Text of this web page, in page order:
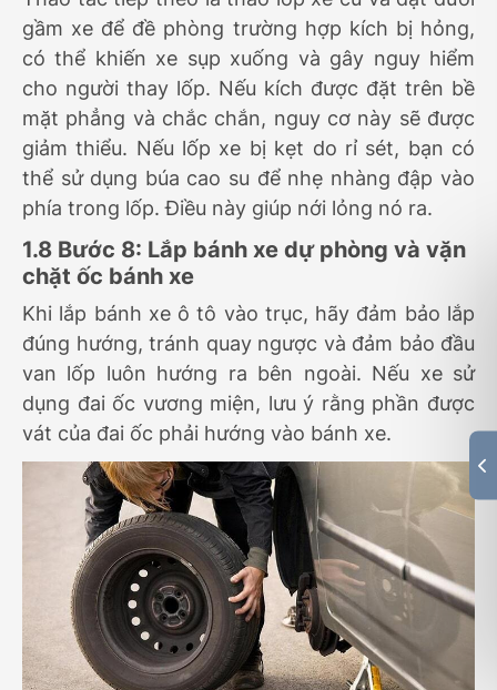
gầm xe để đề phòng trường hợp kích bị hỏng,
có thể khiến xe sụp xuống và gây nguy hiểm
cho người thay lốp. Nếu kích được đặt trên bề
mặt phẳng và chắc chắn, nguy cơ này sẽ được
giảm thiểu. Nếu lốp xe bị kẹt do rỉ sét, bạn có
thể sử dụng búa cao su để nhẹ nhàng đập vào
phía trong lốp. Điều này giúp nới lỏng nó ra.
1.8 Bước 8: Lắp bánh xe dự phòng và vặn
chặt ốc bánh xe
Khi lắp bánh xe ô tô vào trục, hãy đảm bảo lắp
đúng hướng, tránh quay ngược và đảm bảo đầu
van lốp luôn hướng ra bên ngoài. Nếu xe sử
dụng đai ốc vương miện, lưu ý rằng phần được
vát của đai ốc phải hướng vào bánh xe.